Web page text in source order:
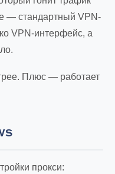
— стандартный VPN-
VPN-интерфейс, а
Плюс — работает
прокси: